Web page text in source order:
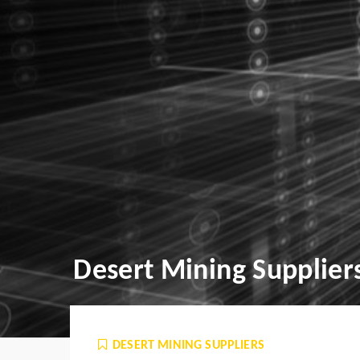
Desert Mining
DESERT MINING SUPPLIERS